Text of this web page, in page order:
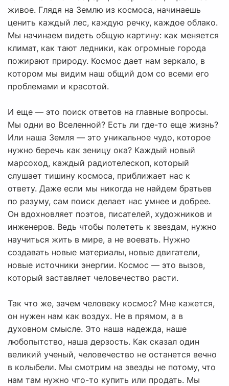
живое. Глядя на Землю из космоса, начинаешь
ценить каждый лес, каждую речку, каждое облако.
Мы начинаем видеть общую картину: как меняется
климат, как тают ледники, как огромные города
пожирают природу. Космос дает нам зеркало, в
котором мы видим наш общий дом со всеми его
проблемами и красотой.
И еще — это поиск ответов на главные вопросы.
Мы одни во Вселенной? Есть ли где-то еще жизнь?
Или наша Земля — это уникальное чудо, которое
нужно беречь как зеницу ока? Каждый новый
марсоход, каждый радиотелескоп, который
слушает тишину космоса, приближает нас к
ответу. Даже если мы никогда не найдем братьев
по разуму, сам поиск делает нас умнее и добрее.
Он вдохновляет поэтов, писателей, художников и
инженеров. Ведь чтобы полететь к звездам, нужно
научиться жить в мире, а не воевать. Нужно
создавать новые материалы, новые двигатели,
новые источники энергии. Космос — это вызов,
который заставляет человечество расти.
Так что же, зачем человеку космос? Мне кажется,
он нужен нам как воздух. Не в прямом, а в
духовном смысле. Это наша надежда, наше
любопытство, наша дерзость. Как сказал один
великий ученый, человечество не останется вечно
в колыбели. Мы смотрим на звезды не потому, что
нам там нужно что-то купить или продать. Мы